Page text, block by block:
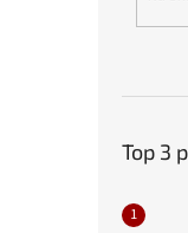
Top 3